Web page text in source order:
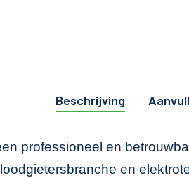
Beschrijving
professioneel en
en